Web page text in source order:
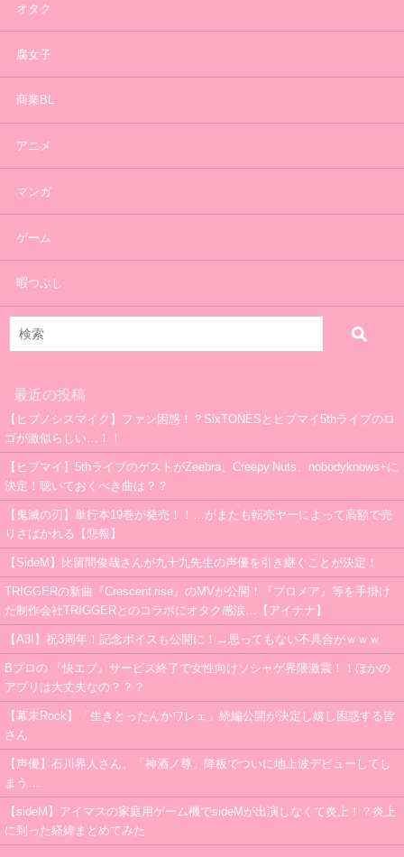
オタク
腐女子
商業BL
アニメ
マンガ
ゲーム
暇つぶし
最近の投稿
【ヒプノシスマイク】ファン困惑！？SixTONESとヒプマイ5thライブのロ
ゴが激似らしい…！！
【ヒプマイ】5thライブのゲストがZeebra、Creepy Nuts、nobodyknows+に
決定！聴いておくべき曲は？？
【鬼滅の刃】単行本19巻が発売！！…がまたも転売ヤーによって高額で売
りさばかれる【悲報】
【SideM】比留間俊哉さんが九十九先生の声優を引き継ぐことが決定！
TRIGGERの新曲『Crescent rise』のMVが公開！『プロメア』等を手掛け
た制作会社TRIGGERとのコラボにオタク感涙…【アイナナ】
【A3!】祝3周年！記念ボイスも公開に！→思ってもない不具合がｗｗｗ
Bプロの 『快エブ』サービス終了で女性向けソシャゲ界隈激震！！ほかの
アプリは大丈夫なの？？？
【幕末Rock】「生きとったんかワレェ」続編公開が決定し嬉し困惑する皆
さん
【声優】石川界人さん、「神酒ノ尊」降板でついに地上波デビューしてし
まう…
【sideM】アイマスの家庭用ゲーム機でsideMが出演しなくて炎上！？炎上
に到った経緯まとめてみた